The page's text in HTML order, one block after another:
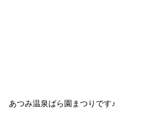
あつみ温泉ばら園まつりです♪